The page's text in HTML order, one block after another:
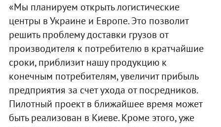
«Мы планируем открыть логистические
центры в Украине и Европе. Это позволит
решить проблему доставки грузов от
производителя к потребителю в кратчайшие
сроки, приблизит нашу продукцию к
конечным потребителям, увеличит прибыль
предприятия за счет ухода от посредников.
Пилотный проект в ближайшее время может
быть реализован в Киеве. Кроме этого, уже